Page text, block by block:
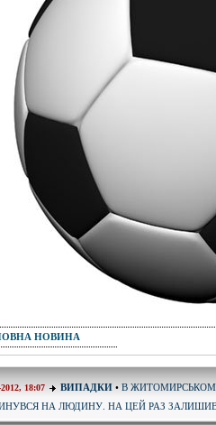
НОВИНА
18:07 ВИПАДКИ • В
НА ЛЮДИНУ. НА ЦЕЙ РАЗ ЗАЛИШИВ